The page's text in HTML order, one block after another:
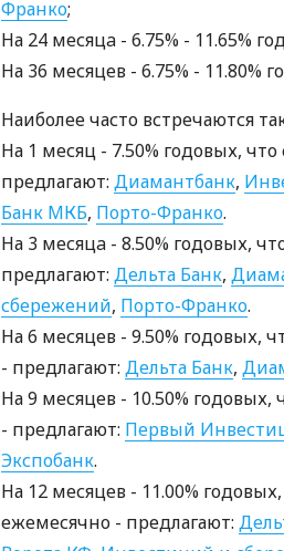
Франко;
На 24 месяцa - 6.75% - 11.65%
На 36 месяцев - 6.75% - 11.80%
Наиболее часто встречаются
На 1 месяц - 7.50% годовых,
предлагают: Диамантбанк,
Банк МКБ, Порто-Франко.
На 3 месяцa - 8.50% годовых,
предлагают: Дельта Банк,
сбережений, Порто-Франко.
На 6 месяцев - 9.50% годовых,
- предлагают: Дельта Банк,
На 9 месяцев - 10.50% годовых,
- предлагают: Первый
Экспобанк.
На 12 месяцев - 11.00% годовых,
ежемесячно - предлагают: